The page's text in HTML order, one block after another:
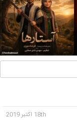
18th اکتبر 2019